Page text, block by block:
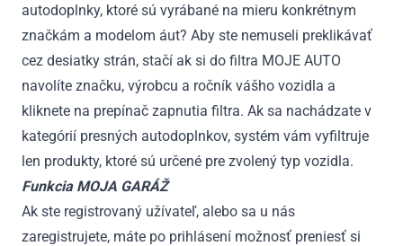
autodoplnky, ktoré sú vyrábané na mieru konkrétnym
značkám a modelom áut? Aby ste nemuseli preklikávať
cez desiatky strán, stačí ak si do filtra MOJE AUTO
navolíte značku, výrobcu a ročník vášho vozidla a
kliknete na prepínač zapnutia filtra. Ak sa nachádzate v
kategórií presných autodoplnkov, systém vám vyfiltruje
len produkty, ktoré sú určené pre zvolený typ vozidla.
Funkcia MOJA GARÁŽ
Ak ste registrovaný užívateľ, alebo sa u nás
zaregistrujete, máte po prihlásení možnosť preniesť si